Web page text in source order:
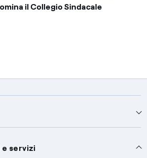
il Collegio Sindacale
servizi